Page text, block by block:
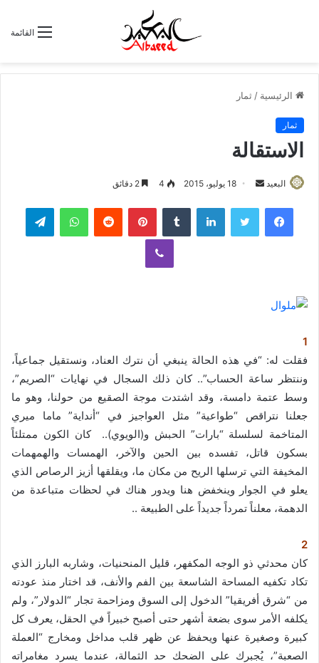
القائمة
الرئيسية / ثمار
ثمار
الاستقالة
البعيد
س
ل
و
ن
ي
ا
18 يوليو، 2015 4
لينكدإن بينتيريست واتساب
ڤايبر
1
فقلت له: “في هذه الحالة ينبغي أن نترك العناد، ونستقيل جماعياً،
وننتظر ساعة الحساب”.. كان ذلك السجال في نهايات “الصريم”،
وسط عتمة دامسة، وقد اشتدت موجة الصقيع من حولنا، وهو ما
جعلنا نتراقص “طواعية” مثل العواجيز في “أنداية” ماما ميري
المتاخمة لسلسلة “بارات” الحبش و(الويوي).. كان الكون ممتلئاً
بسكون قاتل، تفسده بين الحين والآخر، الهمسات والهمهمات
المخيفة التي ترسلها الريح من مكان ما، ويقلقها أزيز الرصاص الذي
يعلو في الجوار وينخفض هنا ويدور هناك في لحظات متباعدة من
الدهمة، معلناً تمرداً جديداً على الطبيعة ..
2
كان محدثي ذو الوجه المكفهر، قليل المنحنيات، وشاربه البارز الذي
تكاد تكفيه المساحة الشاسعة بين الفم والأنف، قد اختار منذ عودته
من “شرق أفريقيا” الدخول إلى السوق ومزاحمة تجار “الدولار”، ولم
يكلفه الأمر سوى بضعة أشهر حتى أصبح خبيراً في الحقل، يعرف كل
كبيرة وصغيرة عنها ويحفظ عن ظهر قلب مداخل ومخارج “العملة
الصعبة”، يُجبرك على الضحك حد الثمالة، عندما يسرد مغامراته